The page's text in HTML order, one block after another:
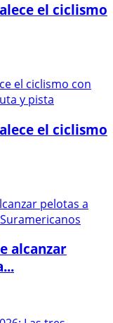
el ciclismo
el ciclismo
alcanzar